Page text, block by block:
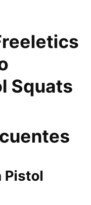
Squats
Pistol